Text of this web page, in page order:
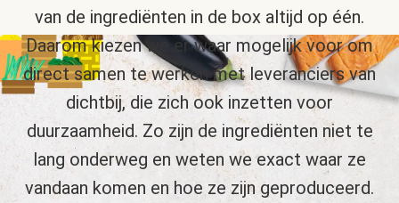
van de ingrediënten in de box altijd op één.
Daarom kiezen we er waar mogelijk voor om
direct samen te werken met leveranciers van
dichtbij, die zich ook inzetten voor
duurzaamheid. Zo zijn de ingrediënten niet te
lang onderweg en weten we exact waar ze
vandaan komen en hoe ze zijn geproduceerd.